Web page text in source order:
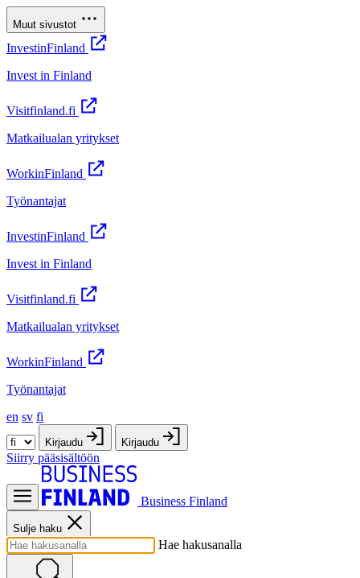
Muut sivustot
InvestinFinland
Invest in Finland
Visitfinland.fi
Matkailualan yritykset
WorkinFinland
Työnantajat
InvestinFinland
Invest in Finland
Visitfinland.fi
Matkailualan yritykset
WorkinFinland
Työnantajat
en sv fi
Kirjaudu Kirjaudu
Siirry pääsisältöön
Business Finland
Sulje haku
Hae hakusanalla